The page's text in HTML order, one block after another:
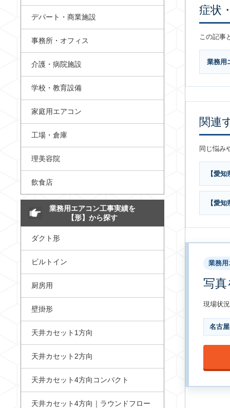
症状
この記事
業務用
関連
同じ悩み
【愛
【愛
業務用
写
現場状
名古
デパート・商業施設
事務所・オフィス
介護・病院施設
学校・教育設備
家庭用エアコン
工場・倉庫
理美容院
飲食店
業務用エアコン工事実績を
【形】から探す
ダクト形
ビルトイン
厨房用
壁掛形
天井カセット1方向
天井カセット2方向
天井カセット4方向コンパクト
天井カセット4方向｜ラウンドフロー